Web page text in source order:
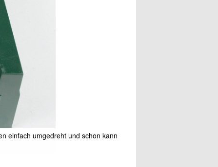
einfach umgedreht und schon kann